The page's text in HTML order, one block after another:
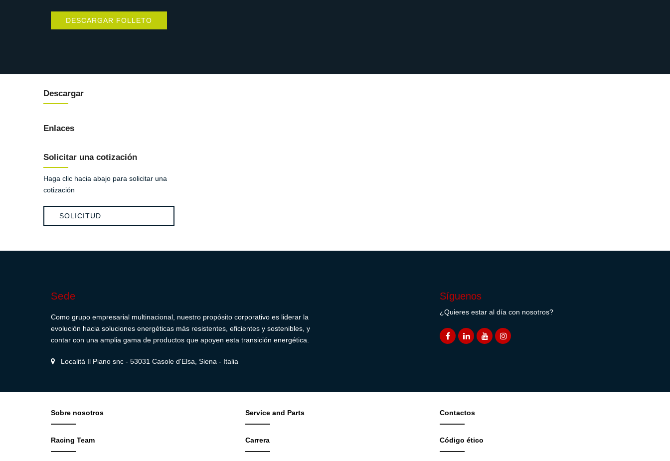
DESCARGAR FOLLETO
Descargar
Enlaces
Solicitar una cotización
Haga clic hacia abajo para solicitar una
cotización
SOLICITUD
Sede
Como grupo empresarial multinacional, nuestro propósito corporativo es liderar la
evolución hacia soluciones energéticas más resistentes, eficientes y sostenibles, y
contar con una amplia gama de productos que apoyen esta transición energética.
Località Il Piano snc - 53031 Casole d'Elsa, Siena - Italia
Síguenos
¿Quieres estar al día con nosotros?
Sobre nosotros
Racing Team
Service and Parts
Carrera
Contactos
Código ético